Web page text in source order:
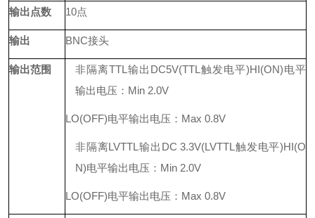
输出点数 10点
输出 BNC接头
输出范围 非隔离TTL 输出 DC5V(TTL 触发电平)HI(ON)电平
输出电压：Min 2.0V
LO(OFF)电平输出电压：Max 0.8V
非隔离LVTTL 输出 DC 3.3V(LVTTL 触发电平)HI(O
N)电平输出电压：Min 2.0V
LO(OFF)电平输出电压：Max 0.8V